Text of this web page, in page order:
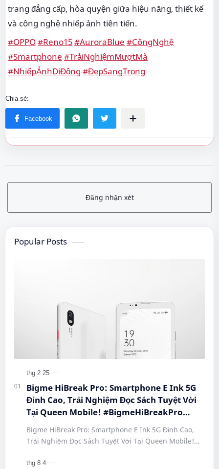
trang đẳng cấp, hòa quyện giữa hiệu năng, thiết kế
và công nghệ nhiếp ảnh tiên tiến.
#OPPO#Reno15#AuroraBlue #CôngNghệ
#Smartphone #TrảiNghiệmMượtMà
#NhiếpẢnhDiĐộng #ĐẹpSangTrọng
Đăng nhận xét
Popular Posts
Bigme HiBreak Pro: Smartphone E Ink 5G
Đỉnh Cao, Trải Nghiệm Đọc Sách Tuyệt Vời
Tại Queen Mobile! #BigmeHiBreakPro
#SmartphoneEInk #QueenMobile
#HiBreakPro5G #DienThoaiDocSach
#CongNgheMoi #MuaSamThongMinh
#EInkPhone #5GSmartphone
Bigme HiBreak Pro: Smartphone E Ink 5G Đỉnh Cao,
Trải Nghiệm Đọc Sách Tuyệt Vời Tại Queen Mobile!
#Hi…